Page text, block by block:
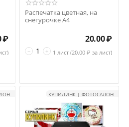
₽
Распечатка цветная, на
снегурочке А4
+
−
20.00₽
1 лист (20.00 ₽ за лист)
КУПИЛИНК | ФОТОСАЛОН